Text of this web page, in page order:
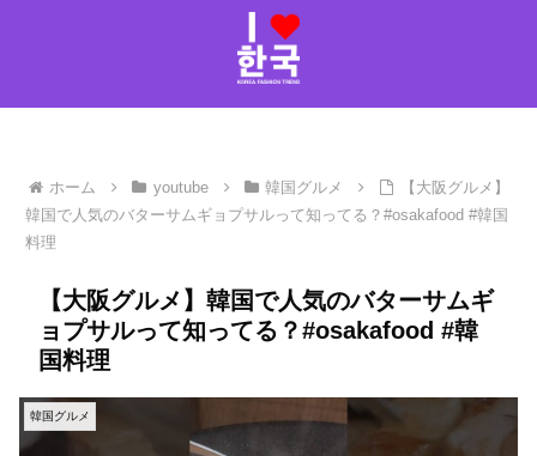
ホーム youtube 韓国グルメ
【大阪グルメ】
韓国で人気のバターサムギョプサルって知ってる？#osakafood #韓国
料理
【大阪グルメ】韓国で人気のバターサムギ
ョプサルって知ってる？#osakafood #韓
国料理
韓国グルメ